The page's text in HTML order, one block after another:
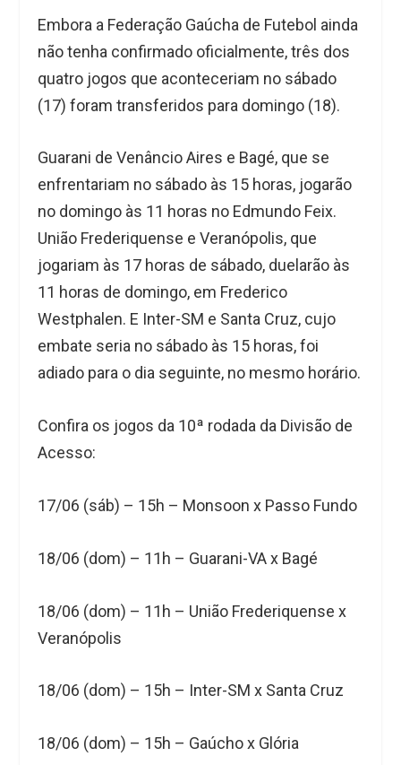
Embora a Federação Gaúcha de Futebol ainda
não tenha confirmado oficialmente, três dos
quatro jogos que aconteceriam no sábado
(17) foram transferidos para domingo (18).
Guarani de Venâncio Aires e Bagé, que se
enfrentariam no sábado às 15 horas, jogarão
no domingo às 11 horas no Edmundo Feix.
União Frederiquense e Veranópolis, que
jogariam às 17 horas de sábado, duelarão às
11 horas de domingo, em Frederico
Westphalen. E Inter-SM e Santa Cruz, cujo
embate seria no sábado às 15 horas, foi
adiado para o dia seguinte, no mesmo horário.
Confira os jogos da 10ª rodada da Divisão de
Acesso:
17/06 (sáb) – 15h – Monsoon x Passo Fundo
18/06 (dom) – 11h – Guarani-VA x Bagé
18/06 (dom) – 11h – União Frederiquense x
Veranópolis
18/06 (dom) – 15h – Inter-SM x Santa Cruz
18/06 (dom) – 15h – Gaúcho x Glória